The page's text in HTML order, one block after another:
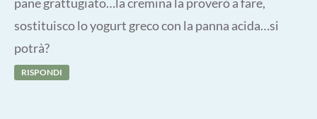
sostituisco lo yogurt greco con la panna acida…si
potrà?
RISPONDI